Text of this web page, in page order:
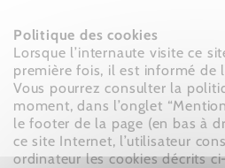
Politique des cookies
Lorsque l’internaute visite ce
première fois, il est informé de
Vous pourrez consulter la
moment, dans l’onglet
le footer de la page (en bas à
ce site Internet, l’utilisateur
ordinateur les cookies décrits